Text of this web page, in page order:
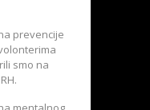
prevencije
smo na